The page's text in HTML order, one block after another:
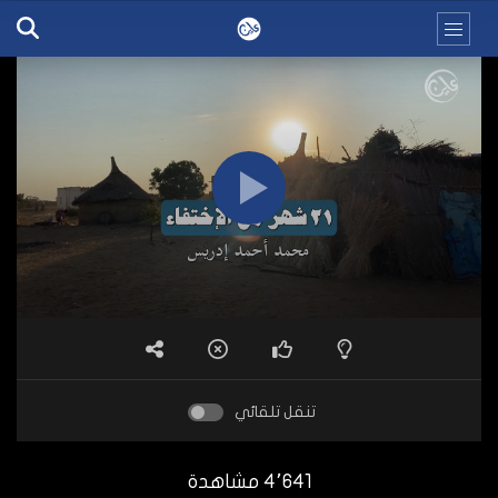
تنقل تلقائي
4٬641 مشاهدة